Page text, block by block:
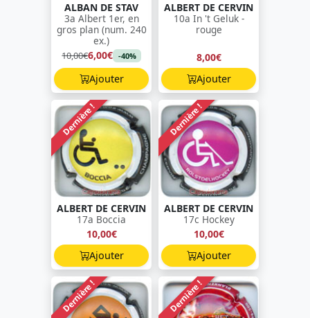
ALBAN DE STAV
3a Albert 1er, en
gros plan (num. 240
ex.)
10,00€6,00€ -40%
Ajouter
ALBERT DE CERVIN
10a In 't Geluk -
rouge
8,00€
Ajouter
Dernière !
ALBERT DE CERVIN
17a Boccia
10,00€
Ajouter
Dernière !
ALBERT DE CERVIN
17c Hockey
10,00€
Ajouter
Dernière ! Dernière !